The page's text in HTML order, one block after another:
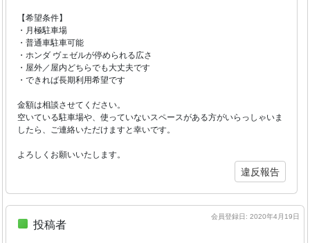
【希望条件】
・月極駐車場
・普通車駐車可能
・ホンダ ヴェゼルが停められる広さ
・屋外／屋内どちらでも大丈夫です
・できれば長期利用希望です
金額は相談させてください。
空いている駐車場や、使っていないスペースがある方がいらっしゃいま
したら、ご連絡いただけますと幸いです。
よろしくお願いいたします。
違反報告
会員登録日: 2020年4月19日
投稿者